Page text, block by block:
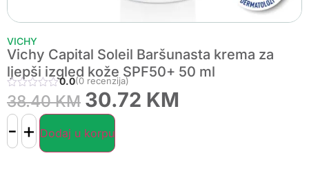
VICHY
Vichy Capital Soleil Baršunasta krema za
ljepši izgled kože SPF50+ 50 ml
0.0(0 recenzija)
38.40KM 30.72 KM
- + Dodaj u korpu